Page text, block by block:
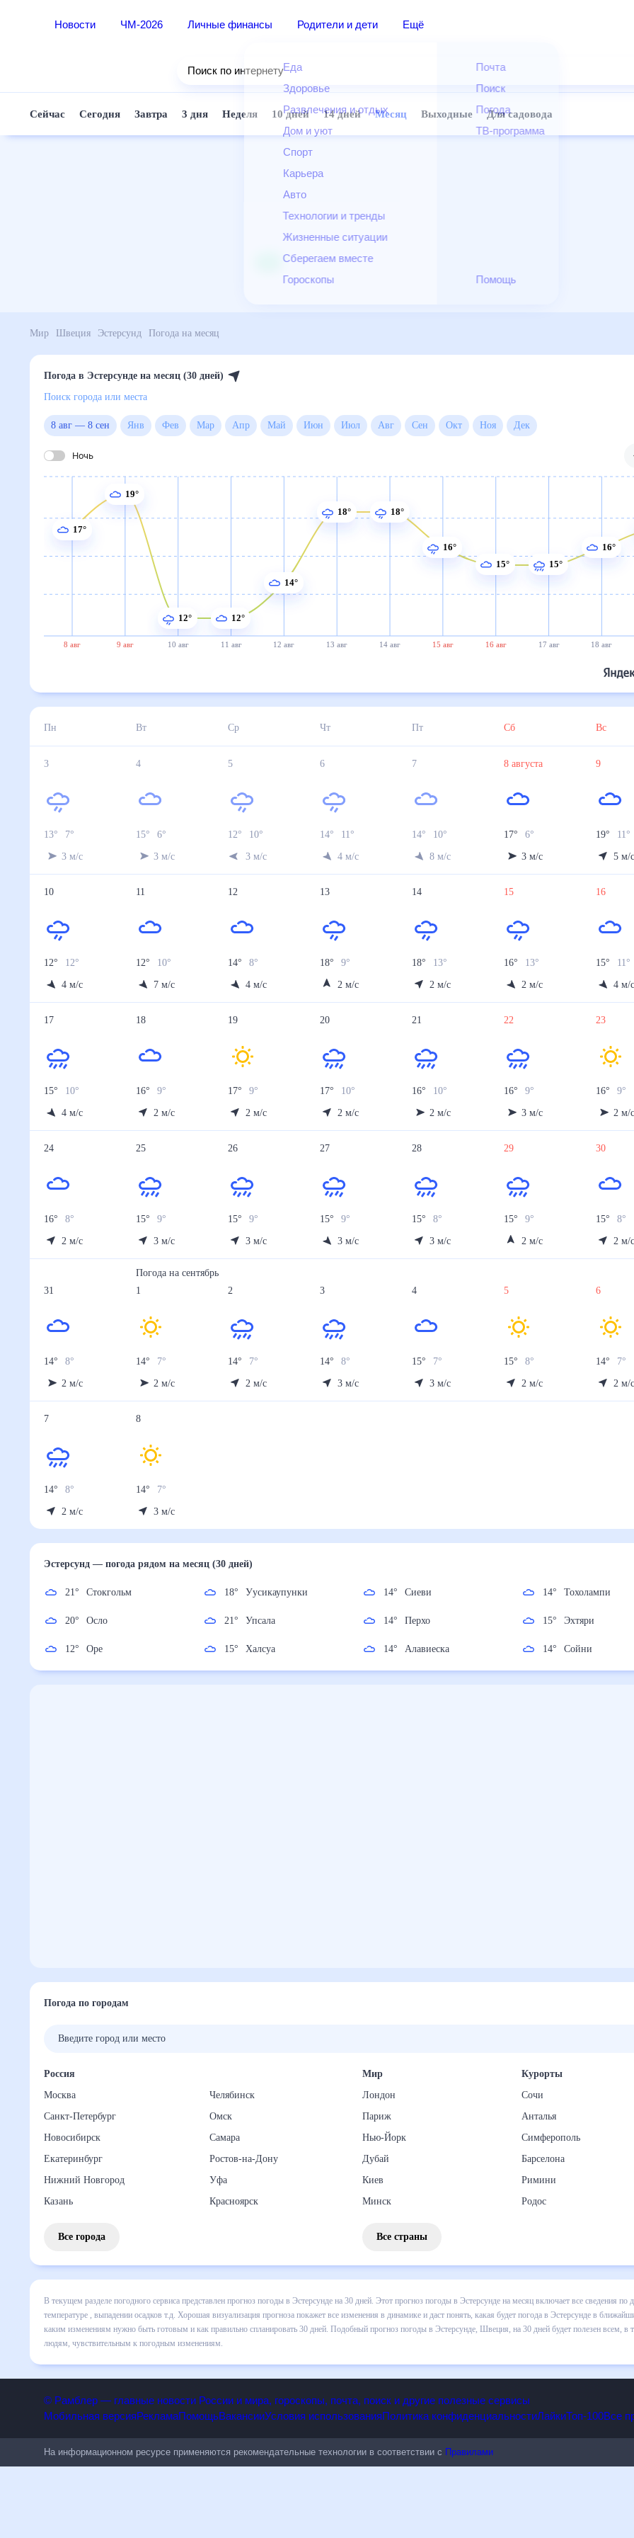
Новости ЧМ-2026 Личные финансы Родители и дети Ещё
Еда
Здоровье
Развлечения и отдых
Дом и уют
Спорт
Карьера
Авто
Технологии и тренды
Жизненные ситуации
Сберегаем вместе
Гороскопы
Почта
Поиск
Погода
ТВ-программа
Помощь
Поиск по интернету
Сейчас Сегодня Завтра 3 дня Неделя 10 дней 14 дней Месяц Выходные Для садовода
Мир Швеция Эстерсунд Погода на месяц
Погода в Эстерсунде на месяц (30 дней)
Поиск города или места
8 авг— 8 сен Янв Фев Мар Апр Май Июн Июл Авг Сен Окт Ноя
Ночь
8 авг 9 авг 10 авг 11 авг 12 авг 13 авг 14 авг 15 авг 16 авг 17 авг 18 авг
17°
19°
12° 12°
14°
18° 18°
16°
15°
15°
16°
Пн Вт Ср Чт Пт Сб Вс
3
13° 7°
3 м/с
4
15° 6°
3 м/с
5
12° 10°
3 м/с
6
14° 11°
4 м/с
7
14° 10°
8 м/с
8 августа
17° 6°
3 м/с
9
19° 11°
5 м/
10
12° 12°
4 м/с
11
12° 10°
7 м/с
12
14° 8°
4 м/с
13
18° 9°
2 м/с
14
18° 13°
2 м/с
15
16° 13°
2 м/с
16
15° 11°
4 м/
17
15° 10°
4 м/с
18
16° 9°
2 м/с
19
17° 9°
2 м/с
20
17° 10°
2 м/с
21
16° 10°
2 м/с
22
16° 9°
3 м/с
23
16° 9°
2 м/
24
16° 8°
2 м/с
25
15° 9°
3 м/с
26
15° 9°
3 м/с
27
15° 9°
3 м/с
28
15° 8°
3 м/с
29
15° 9°
2 м/с
30
15° 8°
2 м/
31
14° 8°
2 м/с
Погода насентябрь
1
14° 7°
2 м/с
2
14° 7°
2 м/с
3
14° 8°
3 м/с
4
15° 7°
3 м/с
5
15° 8°
2 м/с
6
14° 7°
2 м/
7
14° 8°
2 м/с
8
14° 7°
3 м/с
Эстерсунд— погода рядомна месяц (30 дней)
21° Стокгольм
20° Осло
12° Оре
18° Уусикаупунки
21° Упсала
15° Халсуа
14° Сиеви
14° Перхо
14° Алавиеска
14° Тохолампи
15° Эхтяри
14° Сойни
Погода по городам
Россия
Москва
Санкт-Петербург
Новосибирск
Екатеринбург
Нижний Новгород
Казань
Челябинск
Омск
Самара
Ростов-на-Дону
Уфа
Красноярск
Все города
Мир
Лондон
Париж
Нью-Йорк
Дубай
Киев
Минск
Курорты
Сочи
Анталья
Симферополь
Барселона
Римини
Родос
Все страны
В текущем разделе погодного сервиса представлен прогноз погоды в Эстерсунде на 30 дней. Этот прогноз погоды в
включает все сведения по дневной температуре , выпадении осадков т.д. Хорошая визуализация прогноза покажет все
динамике и даст понять, какая будет погода в Эстерсунде в ближайший месяц, к каким изменениям нужно быть готовым и как
спланировать 30 дней. Подобный прогноз погоды в Эстерсунде, Швеция, на 30 дней будет полезен всем, в том числе людям,
© Рамблер — главные новости России и мира, гороскопы, почта, поиск и другие полезные сервисы
На информационном ресурсе применяются рекомендательные технологии в соответствии сПравилами